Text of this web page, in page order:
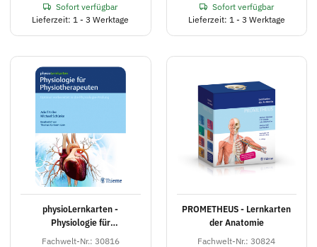
Sofort verfügbar
Lieferzeit: 1 - 3 Werktage
Sofort verfügbar
Lieferzeit: 1 - 3 Werktage
physioLernkarten -
Physiologie für
Physiotherapeuten
Fachwelt-Nr.: 30816
PROMETHEUS - Lernkarten
der Anatomie
Fachwelt-Nr.: 30824